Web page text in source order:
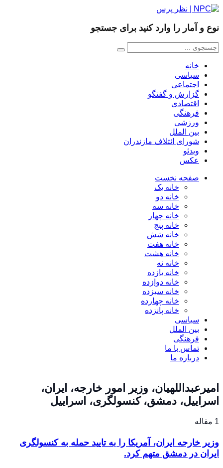
نوع و آمار را وارد کنید برای جستجو
خانه
سیاسی
اجتماعی
گزارش و گفتگو
اقتصادی
فرهنگی
ورزشی
بین الملل
شورای ائتلاف مازندران
ویدئو
عکس
صفحه نخست
خانه یک
خانه دو
خانه سه
خانه چهار
خانه پنج
خانه شش
خانه هفت
خانه هشت
خانه نه
خانه یازده
خانه دوازده
خانه سیزده
خانه چهارده
خانه پانزده
سیاسی
بین الملل
فرهنگی
تماس با ما
درباره ما
امیرعبداللهیان، وزیر امور خارجه، ایران،
اسراییل، دمشق، کنسولگری، اسراییل
1 مقاله
وزیر خارجه ایران، آمریکا را به تایید حمله به کنسولگری
ایران در دمشق متهم کرد.